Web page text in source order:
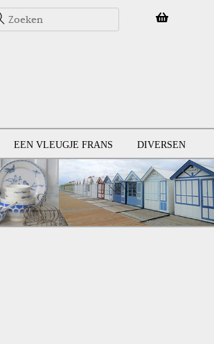
EEN VLEUGJE FRANS DIVERSEN